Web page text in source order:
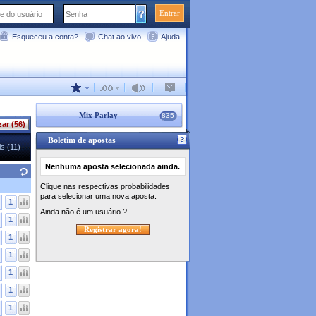
Entrar
Esqueceu a conta? Chat ao vivo Ajuda
(56)
(11)
1
1
1
1
1
1
1
Mix Parlay 835
Boletim de apostas
Nenhuma aposta selecionada ainda.
Clique nas respectivas probabilidades
para selecionar uma nova aposta.
Ainda não é um usuário ?
Registrar agora!